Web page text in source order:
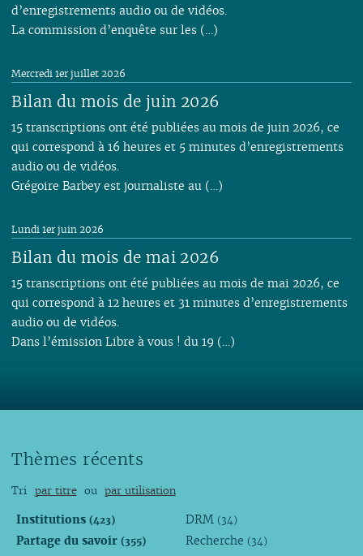
d’enregistrements audio ou de vidéos.
La commission d’enquête sur les (…)
Bilan du mois de juin 2026
Mercredi 1er juillet 2026
15 transcriptions ont été publiées au mois de juin 2026, ce
qui correspond à 16 heures et 5 minutes d’enregistrements
audio ou de vidéos.
Grégoire Barbey est journaliste au (…)
Bilan du mois de mai 2026
Lundi 1er juin 2026
15 transcriptions ont été publiées au mois de mai 2026, ce
qui correspond à 12 heures et 31 minutes d’enregistrements
audio ou de vidéos.
Dans l’émission Libre à vous ! du 19 (…)
Thèmes récents
Tri par titre ou par utilisation
Institutions (423)
Partage du savoir (355)
DRM (34)
Recherche (34)